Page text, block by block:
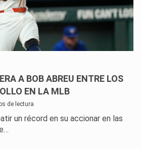
A BOB ABREU ENTRE LOS
EN LA MLB
de lectura
un récord en su accionar en las